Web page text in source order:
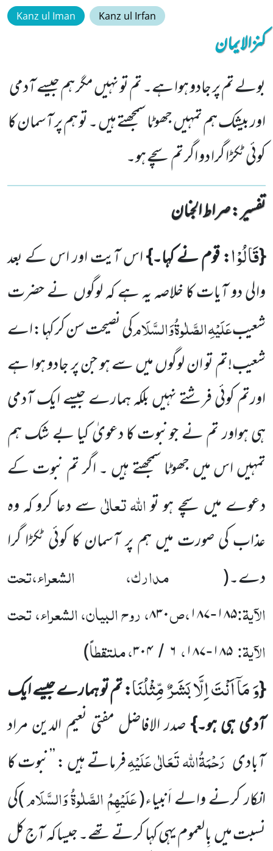
Kanz ul Iman Kanz ul Irfan
کنزالایمان
بولے تم پر جادو ہوا ہے۔ تم تو نہیں مگر ہم جیسے آدمی
اور بیشک ہم تمہیں جھوٹا سمجھتے ہیں ۔ تو ہم پر آسمان کا
کوئی ٹکڑا گرا دو اگر تم سچے ہو۔
تفسیر : ‎صراط الجنان
{قَالُوْا: قوم نے کہا۔}اس آیت اور اس کے بعد
والی دو آیات کا خلاصہ یہ ہے کہ لوگوں نے حضرت
شعیبعَلَیْہِالصَّلٰوۃُوَالسَّلَامکی نصیحت سن کر کہا:اے
شعیب!تم تو ان لوگوں میں سے ہو جن پر جادو ہوا ہے
اورتم کوئی فرشتے نہیں بلکہ ہمارے جیسے ایک آدمی
ہی ہواور تم نے جونبوت کا دعویٰ کیا بے شک ہم
تمہیں اس میں جھوٹا سمجھتے ہیں ۔ اگر تم نبوت کے
دعوے میں سچے ہو تواللہتعالٰیسے دعا کرو کہ وہ
عذاب کی صورت میں ہم پر آسمان کا کوئی ٹکڑا گرا
دے۔(
مدارک، الشعراء،تحت
الآیۃ:۱۸۵-۱۸۷،ص۸۳۰، روح البیان، الشعراء، تحت
الآیۃ:۱۸۵-۱۸۷، ۶ /۳۰۴، ملتقطاً)
{وَ مَاۤ اَنْتَ اِلَّا بَشَرٌ مِّثْلُنَا: تم تو ہمارے جیسے ایک
آدمی ہی ہو۔}صدر الافاضل مفتی نعیم الدین مراد
آبادی رَحْمَۃُاللہ تَعَالٰی عَلَیْہِفرماتے ہیں : ’’نبوت کا
انکار کرنے والے اَنبیاء(عَلَیْہِمُ الصَّلٰوۃُ وَالسَّلَام)کی
نسبت میں بِالعموم یہی کہا کرتے تھے۔ جیسا کہ آج کل